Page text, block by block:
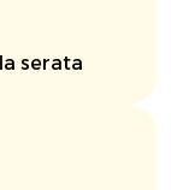
serata